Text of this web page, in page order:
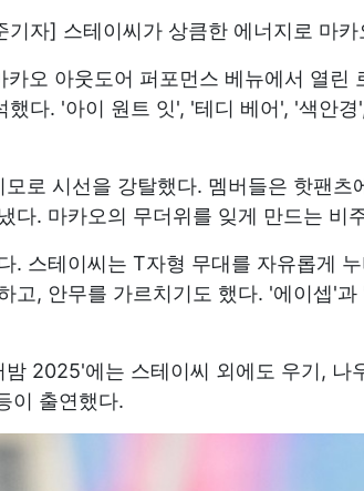
자] 스테이씨가 상큼한 에너지로 마카
카오 아웃도어 퍼포먼스 베뉴에서 열린
다. '아이 원트 잇', '테디 베어', '색안
로 시선을 강탈했다. 멤버들은 핫팬츠
다. 마카오의 무더위를 잊게 만드는 비
. 스테이씨는 T자형 무대를 자유롭게
고, 안무를 가르치기도 했다. '에이셉'
2025'에는 스테이씨 외에도 우기, 나
이 출연했다.